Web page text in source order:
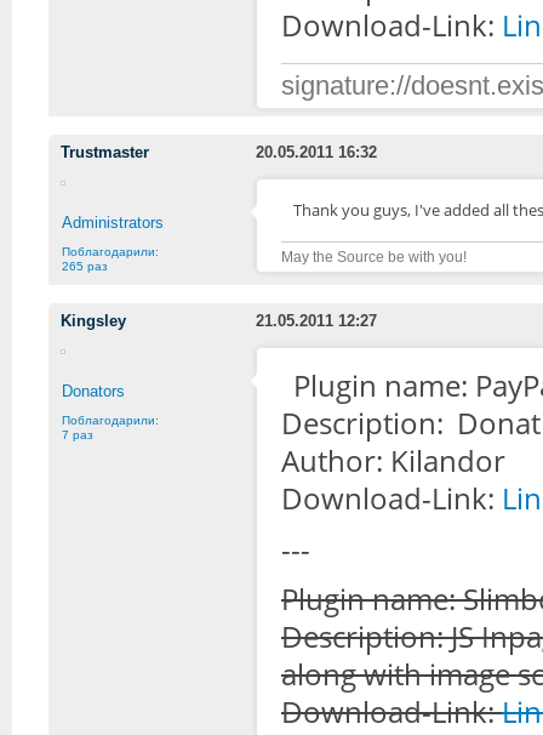
Download-Link:
signature://
Trustmaster 20.05.2011 16:32
Administrators
Поблагодарили:
265 раз
Thank you guys, I've added all
May the Source be with you!
Kingsley 21.05.2011 12:27
Donators
Поблагодарили:
7 раз
Plugin name:
Description:
Author: Kilandor
Download-Link:
---
Plugin name:
Description: JS
along with image
Download-Link: